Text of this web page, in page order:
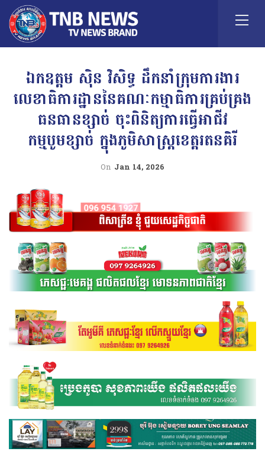
ឯកឧត្តម ស៊ិន វិសិទ្ធ ដឹកនាំក្រុមការងារ
លេខាធិការដ្ឋាននៃគណៈកម្មាធិការគ្រប់គ្រង
ធនធានខ្សាច់ ចុះពិនិត្យការធ្វើអាជីវ
កម្មបូមខ្សាច់ ក្នុងភូមិសាស្ត្រខេត្តរតនគិរី
On Jan 14, 2026